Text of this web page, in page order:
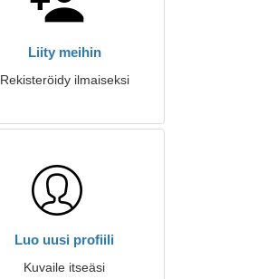
Liity meihin
Rekisteröidy ilmaiseksi
Luo uusi profiili
Kuvaile itseäsi